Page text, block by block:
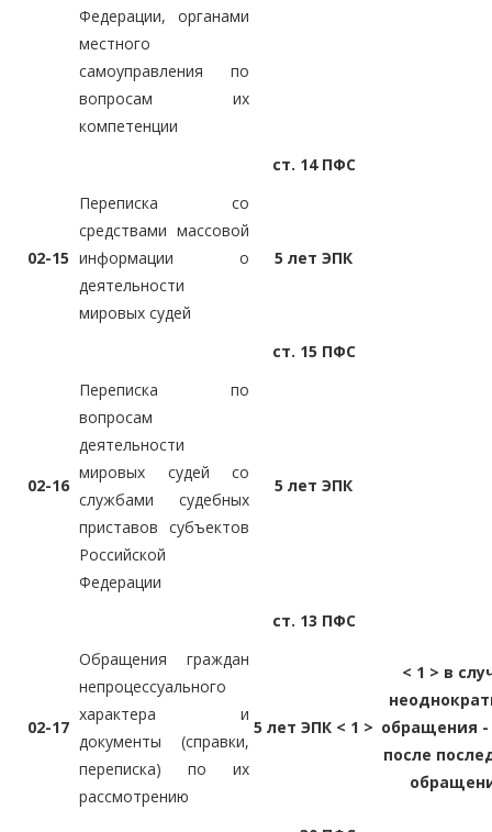
Федерации, органами
местного
самоуправления по
вопросам их
компетенции
ст. 14 ПФС
02-15
Переписка со
средствами массовой
информации о
деятельности
мировых судей
5 лет ЭПК
ст. 15 ПФС
02-16
Переписка по
вопросам
деятельности
мировых судей со
службами судебных
приставов субъектов
Российской
Федерации
5 лет ЭПК
ст. 13 ПФС
02-17
Обращения граждан
непроцессуального
характера и
документы (справки,
переписка) по их
рассмотрению
5 лет ЭПК < 1 >
< 1 > в
обращения -
после